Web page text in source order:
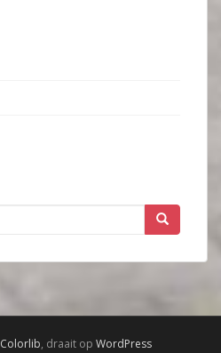
Colorlib, draait op WordPress